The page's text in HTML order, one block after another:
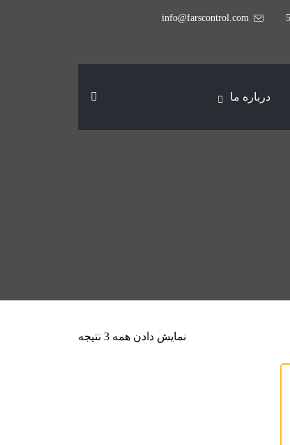
info@farscontrol.com
درباره ما
نمایش دادن همه 3 نتیجه